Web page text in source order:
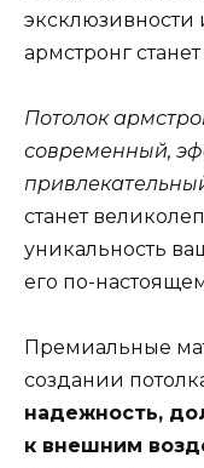
эксклюзивности
армстронг
Потолок
современный,
станет
уникальность
его по-
Премиальные
создании
надежность,
к внешним